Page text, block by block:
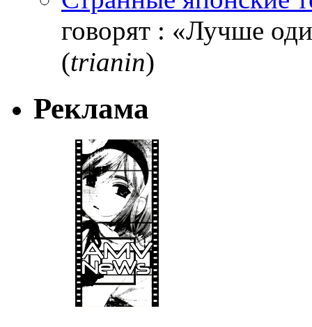
говорят : «Лучше
(trianin)
Реклама